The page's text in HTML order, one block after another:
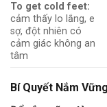
To get cold feet:
cảm thấy lo lắng, e
sợ, đột nhiên có
cảm giác không an
tâm
Bí Quyết Nắm